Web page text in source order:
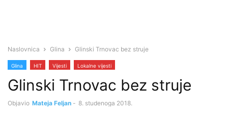
Naslovnica Glina Glinski Trnovac bez struje
Glina HIT Vijesti Lokalne vijesti
Glinski Trnovac bez struje
Objavio Mateja Feljan - 8. studenoga 2018.